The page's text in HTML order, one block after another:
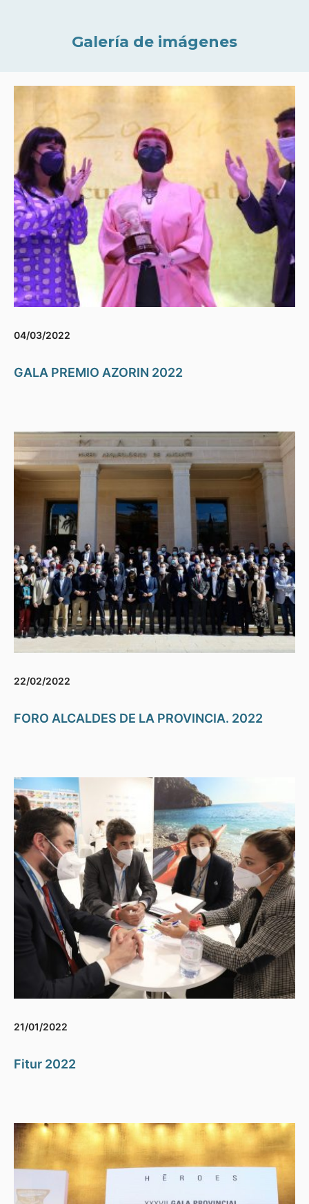
Galería de imágenes
04/03/2022
GALA PREMIO AZORIN 2022
22/02/2022
FORO ALCALDES DE LA PROVINCIA. 2022
21/01/2022
Fitur 2022